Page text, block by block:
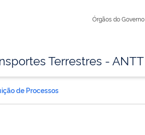
Órgãos do Governo
Terrestres - ANTT
de Processos